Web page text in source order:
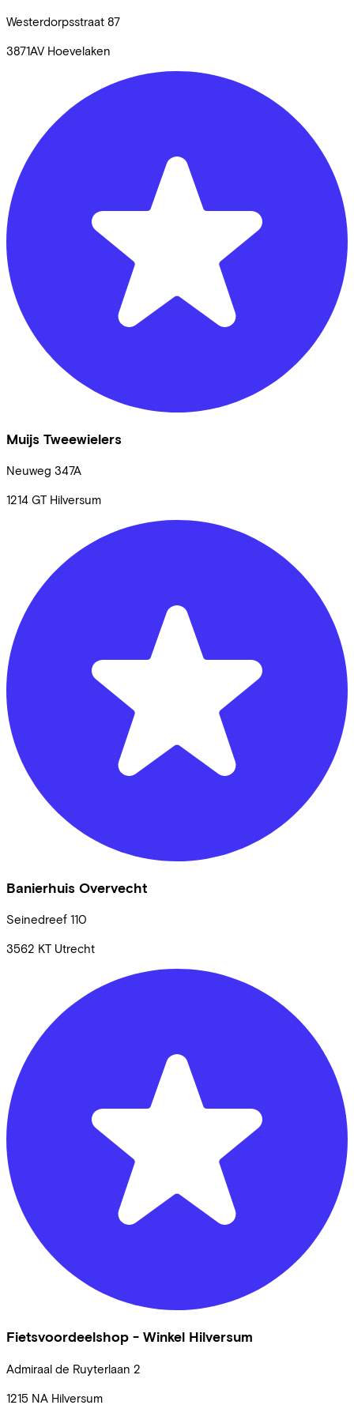
Westerdorpsstraat 87
3871AV Hoevelaken
Muijs Tweewielers
Neuweg 347A
1214 GT Hilversum
Banierhuis Overvecht
Seinedreef 110
3562 KT Utrecht
Fietsvoordeelshop - Winkel Hilversum
Admiraal de Ruyterlaan 2
1215 NA Hilversum